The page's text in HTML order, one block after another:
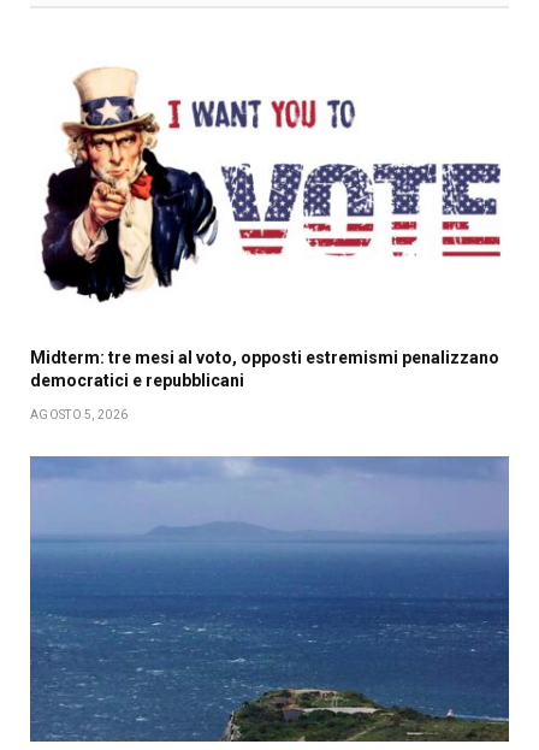
Midterm: tre mesi al voto, opposti estremismi penalizzano
democratici e repubblicani
AGOSTO 5, 2026